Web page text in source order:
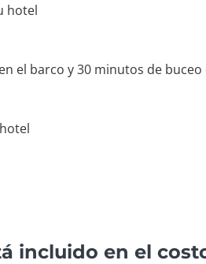
hotel
el barco y 30 minutos de
incluido en el